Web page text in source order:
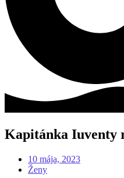
Kapitánka Iuventy
10 mája, 2023
Ženy